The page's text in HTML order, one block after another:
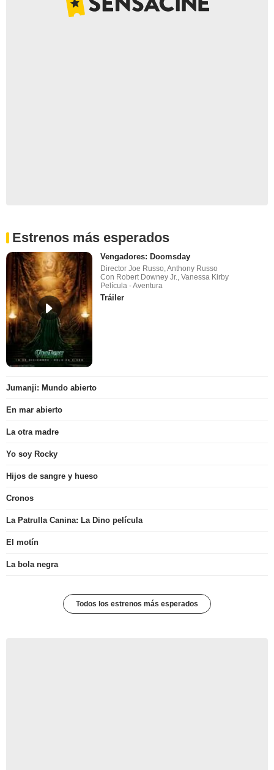
Estrenos más esperados
Vengadores: Doomsday
Director Joe Russo, Anthony Russo
Con Robert Downey Jr., Vanessa Kirby
Película - Aventura
Tráiler
Jumanji: Mundo abierto
En mar abierto
La otra madre
Yo soy Rocky
Hijos de sangre y hueso
Cronos
La Patrulla Canina: La Dino película
El motín
La bola negra
Todos los estrenos más esperados